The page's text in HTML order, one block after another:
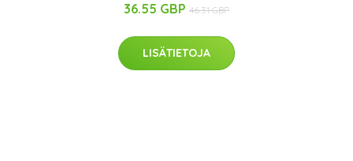
36.55 GBP 46.31 GBP
LISÄTIETOJA